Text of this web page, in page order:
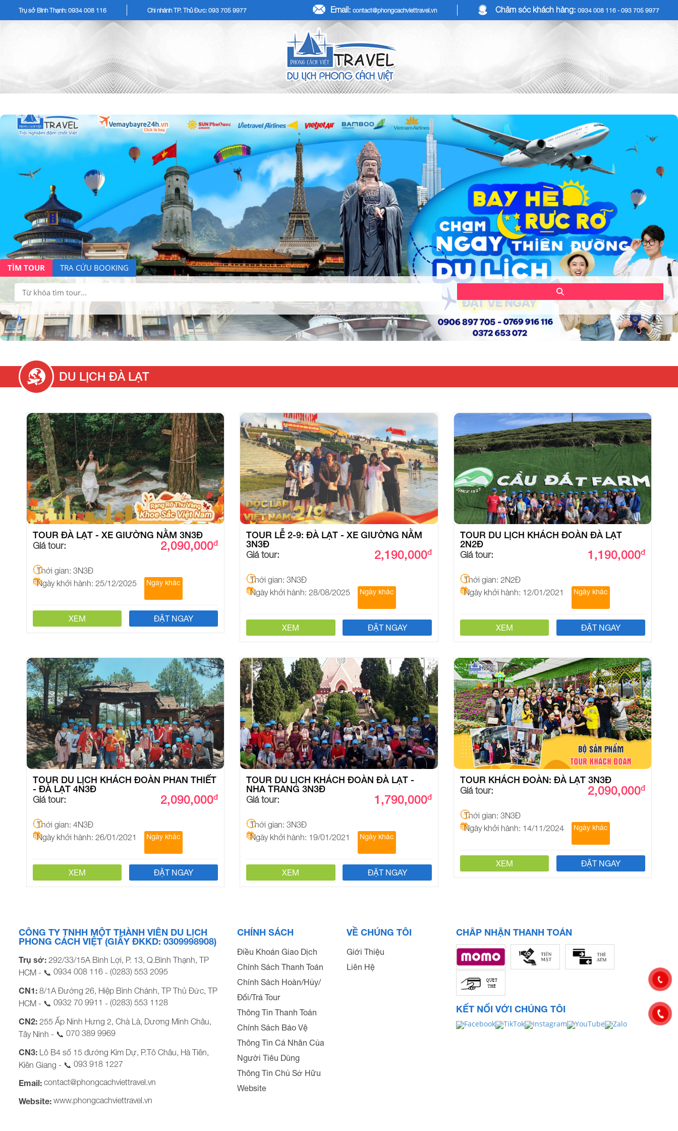
Trụ sở Bình Thạnh: 0934 008 116 Chi nhánh TP. Thủ Đức: 093 705 9977 Email: contact@phongcachviettravel.vn Chăm sóc khách hàng: 0934 008 116 - 093 705 9977
TÌM TOUR TRA CỨU BOOKING
Tìm
kiếm:
DU LỊCH ĐÀ LẠT
TOUR ĐÀ LẠT - XE GIƯỜNG NẰM 3N3Đ
Giá tour: 2,090,000đ
Thời gian: 3N3Đ
Ngày khởi hành: 25/12/2025
Ngày khác
XEM ĐẶT NGAY
TOUR LỄ 2-9: ĐÀ LẠT - XE GIƯỜNG NẰM
3N3Đ
Giá tour: 2,190,000đ
Thời gian: 3N3Đ
Ngày khởi hành: 28/08/2025
Ngày khác
XEM ĐẶT NGAY
TOUR DU LỊCH KHÁCH ĐOÀN ĐÀ LẠT
2N2Đ
Giá tour: 1,190,000đ
Thời gian: 2N2Đ
Ngày khởi hành: 12/01/2021
Ngày khác
XEM ĐẶT NGAY
TOUR DU LỊCH KHÁCH ĐOÀN PHAN THIẾT
- ĐÀ LẠT 4N3Đ
Giá tour: 2,090,000đ
Thời gian: 4N3Đ
Ngày khởi hành: 26/01/2021
Ngày khác
XEM ĐẶT NGAY
TOUR DU LỊCH KHÁCH ĐOÀN ĐÀ LẠT -
NHA TRANG 3N3Đ
Giá tour: 1,790,000đ
Thời gian: 3N3Đ
Ngày khởi hành: 19/01/2021
Ngày khác
XEM ĐẶT NGAY
TOUR KHÁCH ĐOÀN: ĐÀ LẠT 3N3Đ
Giá tour: 2,090,000đ
Thời gian: 3N3Đ
Ngày khởi hành: 14/11/2024
Ngày khác
XEM ĐẶT NGAY
CÔNG TY TNHH MỘT THÀNH VIÊN DU LỊCH
PHONG CÁCH VIỆT (GIẤY ĐKKD: 0309998908)
Trụ sở: 292/33/15A Bình Lợi, P. 13, Q.Bình Thạnh, TP
HCM - 📞 0934 008 116 - (0283) 553 2095
CN1: 8/1A Đường 26, Hiệp Bình Chánh, TP Thủ Đức, TP
HCM - 📞 0932 70 9911 - (0283) 553 1128
CN2: 255 Ấp Ninh Hưng 2, Chà Là, Dương Minh Châu,
Tây Ninh - 📞 070 389 9969
CN3: Lô B4 số 15 đường Kim Dự, P.Tô Châu, Hà Tiên,
Kiên Giang - 📞 093 918 1227
Email: contact@phongcachviettravel.vn
Website: www.phongcachviettravel.vn
CHÍNH SÁCH
Điều Khoản Giao Dịch
Chính Sách Thanh Toán
Chính Sách Hoàn/Hủy/
Đổi/Trả Tour
Thông Tin Thanh Toán
Chính Sách Bảo Vệ
Thông Tin Cá Nhân Của
Người Tiêu Dùng
Thông Tin Chủ Sở Hữu
Website
VỀ CHÚNG TÔI
Giới Thiệu
Liên Hệ
CHẤP NHẬN THANH TOÁN
KẾT NỐI VỚI CHÚNG TÔI